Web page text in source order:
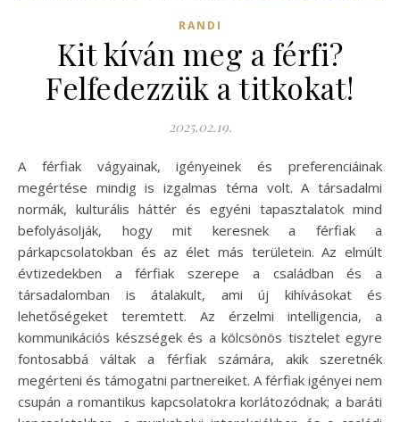
RANDI
Kit kíván meg a férfi?
Felfedezzük a titkokat!
2025.02.19.
A férfiak vágyainak, igényeinek és preferenciáinak
megértése mindig is izgalmas téma volt. A társadalmi
normák, kulturális háttér és egyéni tapasztalatok mind
befolyásolják, hogy mit keresnek a férfiak a
párkapcsolatokban és az élet más területein. Az elmúlt
évtizedekben a férfiak szerepe a családban és a
társadalomban is átalakult, ami új kihívásokat és
lehetőségeket teremtett. Az érzelmi intelligencia, a
kommunikációs készségek és a kölcsönös tisztelet egyre
fontosabbá váltak a férfiak számára, akik szeretnék
megérteni és támogatni partnereiket. A férfiak igényei nem
csupán a romantikus kapcsolatokra korlátozódnak; a baráti